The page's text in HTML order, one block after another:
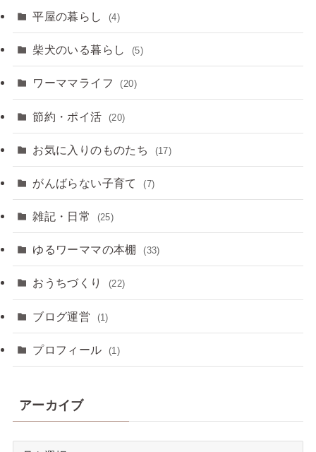
平屋の暮らし (4)
柴犬のいる暮らし (5)
ワーママライフ (20)
節約・ポイ活 (20)
お気に入りのものたち (17)
がんばらない子育て (7)
雑記・日常 (25)
ゆるワーママの本棚 (33)
おうちづくり (22)
ブログ運営 (1)
プロフィール (1)
アーカイブ